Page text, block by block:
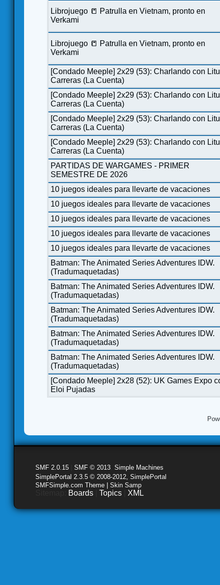
Librojuego 📒 Patrulla en Vietnam, pronto en
Verkami
Librojuego 📒 Patrulla en Vietnam, pronto en
Verkami
[Condado Meeple] 2x29 (53): Charlando con
Carreras (La Cuenta)
[Condado Meeple] 2x29 (53): Charlando con
Carreras (La Cuenta)
[Condado Meeple] 2x29 (53): Charlando con
Carreras (La Cuenta)
[Condado Meeple] 2x29 (53): Charlando con
Carreras (La Cuenta)
PARTIDAS DE WARGAMES - PRIMER
SEMESTRE DE 2026
10 juegos ideales para llevarte de vacaciones
10 juegos ideales para llevarte de vacaciones
10 juegos ideales para llevarte de vacaciones
10 juegos ideales para llevarte de vacaciones
10 juegos ideales para llevarte de vacaciones
Batman: The Animated Series Adventures IDW.
(Tradumaquetadas)
Batman: The Animated Series Adventures IDW.
(Tradumaquetadas)
Batman: The Animated Series Adventures IDW.
(Tradumaquetadas)
Batman: The Animated Series Adventures IDW.
(Tradumaquetadas)
Batman: The Animated Series Adventures IDW.
(Tradumaquetadas)
[Condado Meeple] 2x28 (52): UK Games Expo
Eloi Pujadas
SMF 2.0.15 SMF © 2013 Simple Machines
SimplePortal 2.3.5 © 2008-2012, SimplePortal
SMFSimple.com Theme | Skin Samp
Boards Topics XML